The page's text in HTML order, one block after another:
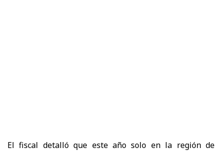
El fiscal detalló que este año solo en la región de